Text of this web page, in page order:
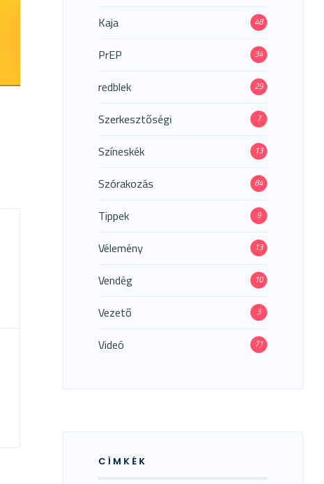
Kaja 48
PrEP 34
redblek 29
Szerkesztőségi 7
Színeskék 13
Szórakozás 84
Tippek 9
Vélemény 13
Vendég 10
Vezető 3
Videó 71
CÍMKÉK